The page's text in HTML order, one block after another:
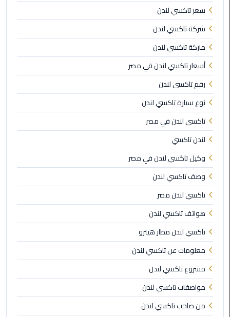
ليموزين
من
مطار
برج
العرب
الى
الساحل
الشمالي
ليموزين
الفيوم
مطار
القاهرة
ليموزين
ليموزين
دهب
مكاتب
ليموزين
الاسكندرية
ليموزين
مايو
سعر تاكسي لندن
شركة تاكسي لندن
ماركة تاكسي لندن
أسعار تاكسي لندن في مصر
رقم تاكسي لندن
نوع سيارة تاكسي لندن
تاكسي لندن في مصر
لندن تاكسي
وكيل تاكسي لندن في مصر
وصف تاكسي لندن
تاكسي لندن مصر
هواتف تاكسي لندن
تاكسي لندن مطار هيثرو
معلومات عن تاكسي لندن
مشروع تاكسي لندن
مواصفات تاكسي لندن
من صاحب تاكسي لندن